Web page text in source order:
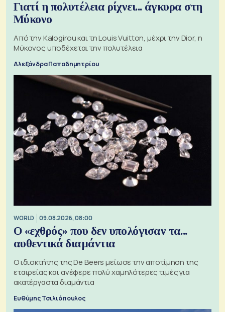
Γιατί η πολυτέλεια ρίχνει... άγκυρα στη
Μύκονο
Από την Kalogirou και τη Louis Vuitton, μέχρι την Dior, η
Μύκονος υποδέχεται την πολυτέλεια
Αλεξάνδρα Παπαδημητρίου
WORLD 09.08.2026, 08:00
Ο «εχθρός» που δεν υπολόγισαν τα...
αυθεντικά διαμάντια
Ο ιδιοκτήτης της De Beers μείωσε την αποτίμηση της
εταιρείας και ανέφερε πολύ χαμηλότερες τιμές για
ακατέργαστα διαμάντια
Ευθύμης Τσιλιόπουλος